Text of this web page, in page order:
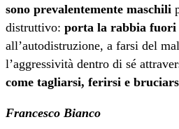
sono prevalentemente maschili
distruttivo: porta la rabbia fuori
all’autodistruzione, a farsi del
l’aggressività dentro di sé
come tagliarsi, ferirsi e
Francesco Bianco